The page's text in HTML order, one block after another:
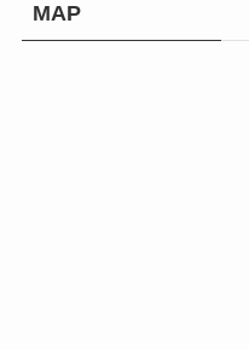
MAP